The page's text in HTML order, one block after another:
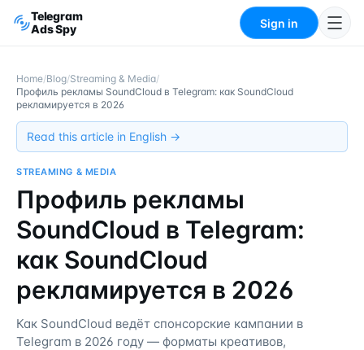
Telegram
Ads Spy
Sign in
Home/Blog/Streaming & Media/
Профиль рекламы SoundCloud в Telegram: как SoundCloud
рекламируется в 2026
Read this article in English →
STREAMING & MEDIA
Профиль рекламы
SoundCloud в Telegram:
как SoundCloud
рекламируется в 2026
Как SoundCloud ведёт спонсорские кампании в
Telegram в 2026 году — форматы креативов,